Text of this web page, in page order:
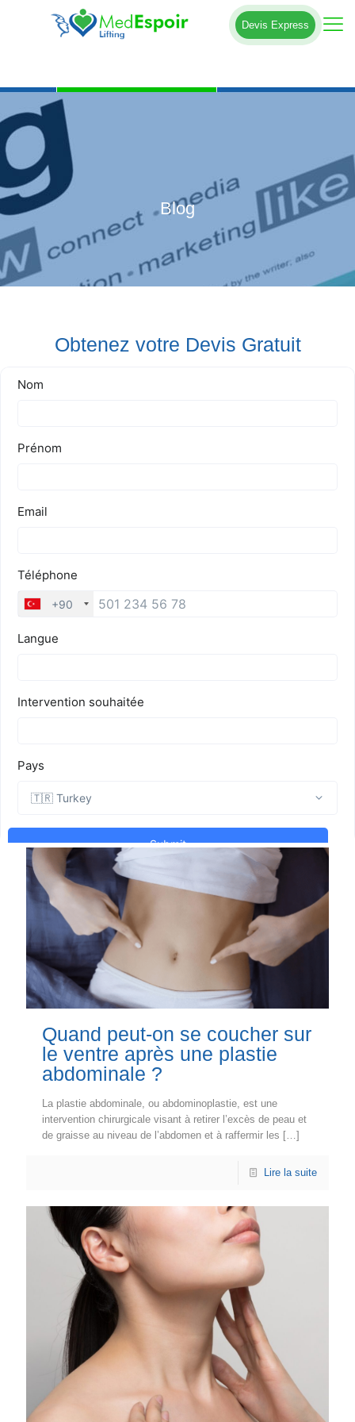
Devis Express
Blog
Obtenez votre Devis Gratuit
Quand peut-on se coucher sur
le ventre après une plastie
abdominale ?
La plastie abdominale, ou abdominoplastie, est une
intervention chirurgicale visant à retirer l’excès de peau et
de graisse au niveau de l’abdomen et à raffermir les […]
Lire la suite